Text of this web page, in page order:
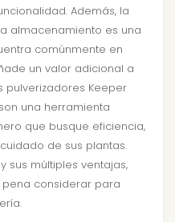
Además, la
almacenamiento es una
comúnmente en
un valor adicional a
pulverizadores Keeper
una herramienta
que busque eficiencia,
de sus plantas.
sus múltiples ventajas,
considerar para